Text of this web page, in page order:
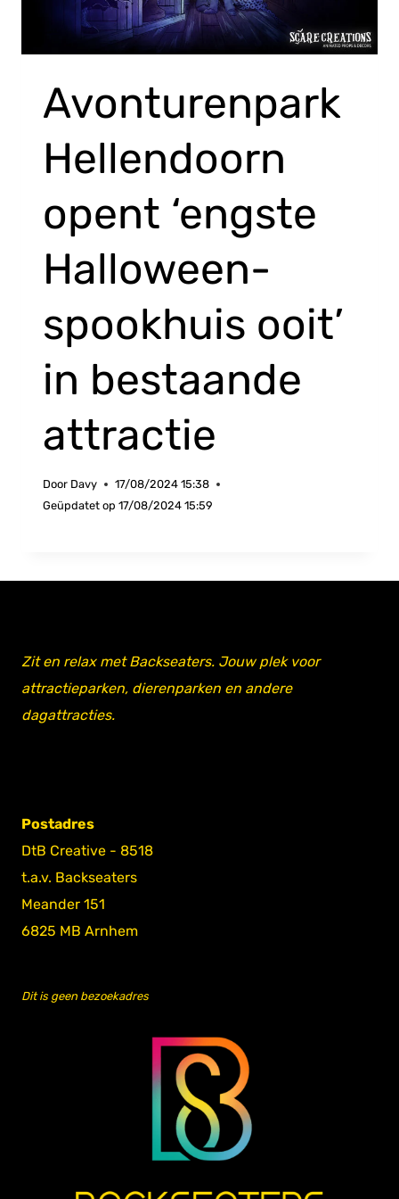
Avonturenpark
Hellendoorn
opent ‘engste
Halloween-
spookhuis ooit’
in bestaande
attractie
Door Davy
17/08/2024 15:38
Geüpdatet op 17/08/2024 15:59
Zit en relax met Backseaters. Jouw plek voor
attractieparken, dierenparken en andere
dagattracties.
Postadres
DtB Creative - 8518
t.a.v. Backseaters
Meander 151
6825 MB Arnhem
Dit is geen bezoekadres